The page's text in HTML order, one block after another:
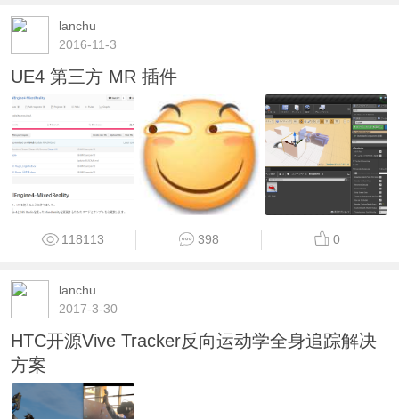
lanchu
2016-11-3
UE4 第三方 MR 插件
118113 398 0
lanchu
2017-3-30
HTC开源Vive Tracker反向运动学全身追踪解决
方案